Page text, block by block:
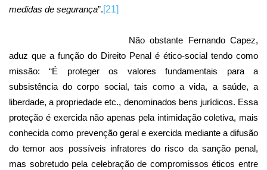
medidas de segurança”.[21]
Não obstante Fernando Capez,
aduz que a função do Direito Penal é ético-social tendo como
missão: “É proteger os valores fundamentais para a
subsistência do corpo social, tais como a vida, a saúde, a
liberdade, a propriedade etc., denominados bens jurídicos. Essa
proteção é exercida não apenas pela intimidação coletiva, mais
conhecida como prevenção geral e exercida mediante a difusão
do temor aos possíveis infratores do risco da sanção penal,
mas sobretudo pela celebração de compromissos éticos entre